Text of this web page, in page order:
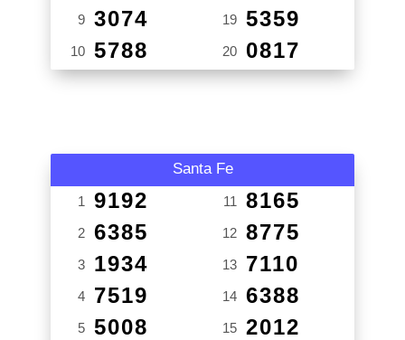
9 3074
10 5788
19 5359
20 0817
Santa Fe
1 9192
2 6385
3 1934
4 7519
5 5008
11 8165
12 8775
13 7110
14 6388
15 2012